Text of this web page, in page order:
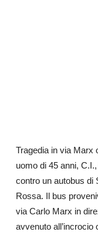
Tragedia in via Marx
uomo di 45 anni,
contro un autobus di
Rossa. Il bus
via Carlo Marx in
avvenuto